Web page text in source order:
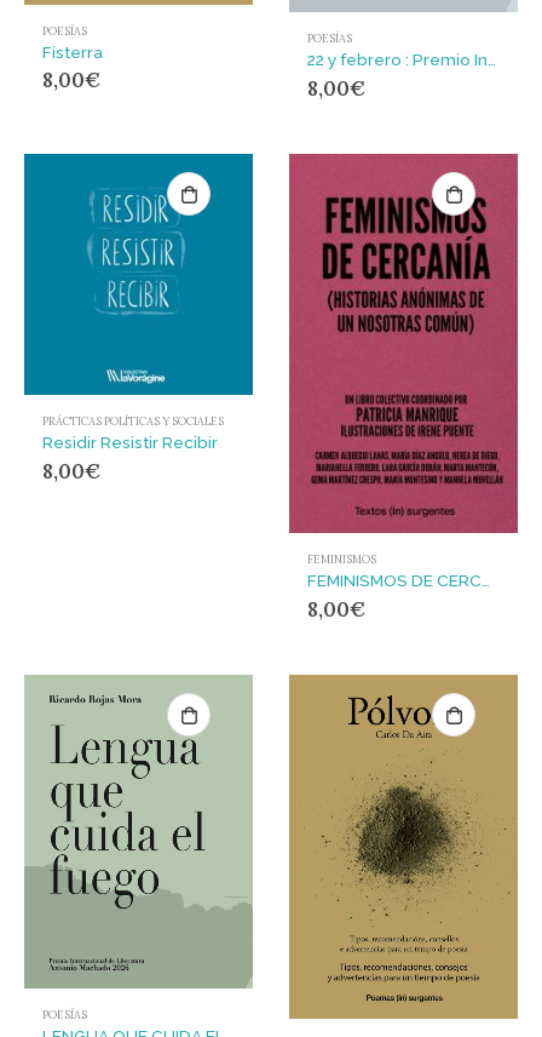
POESÍAS
Fisterra
8,00€
POESÍAS
22 y febrero : Premio Internacional de Literatura Antonio Machado 2022
8,00€
PRÁCTICAS POLÍTICAS Y SOCIALES
Residir Resistir Recibir
8,00€
FEMINISMOS
FEMINISMOS DE CERCANÍA : (Historias anónimas de un nosotras común)
8,00€
POESÍAS